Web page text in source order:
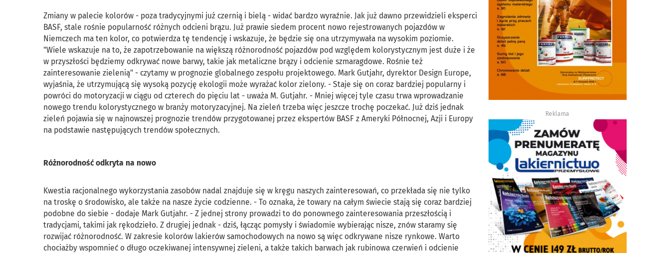
Zmiany w palecie kolorów - poza tradycyjnymi już czernią i bielą - widać bardzo wyraźnie. Jak już dawno przewidzieli eksperci
BASF, stale rośnie popularność różnych odcieni brązu. Już prawie siedem procent nowo rejestrowanych pojazdów w
Niemczech ma ten kolor, co potwierdza tę tendencję i wskazuje, że będzie się ona utrzymywała na wysokim poziomie.
"Wiele wskazuje na to, że zapotrzebowanie na większą różnorodność pojazdów pod względem kolorystycznym jest duże i że
w przyszłości będziemy odkrywać nowe barwy, takie jak metaliczne brązy i odcienie szmaragdowe. Rośnie też
zainteresowanie zielenią" - czytamy w prognozie globalnego zespołu projektowego. Mark Gutjahr, dyrektor Design Europe,
wyjaśnia, że utrzymującą się wysoką pozycję ekologii może wyrażać kolor zielony. - Staje się on coraz bardziej popularny i
powróci do motoryzacji w ciągu od czterech do pięciu lat - uważa M. Gutjahr. - Mniej więcej tyle czasu trwa wprowadzanie
nowego trendu kolorystycznego w branży motoryzacyjnej. Na zieleń trzeba więc jeszcze trochę poczekać. Już dziś jednak
zieleń pojawia się w najnowszej prognozie trendów przygotowanej przez ekspertów BASF z Ameryki Północnej, Azji i Europy
na podstawie następujących trendów społecznych.
Różnorodność odkryta na nowo
Kwestia racjonalnego wykorzystania zasobów nadal znajduje się w kręgu naszych zainteresowań, co przekłada się nie tylko
na troskę o środowisko, ale także na nasze życie codzienne. - To oznaka, że towary na całym świecie stają się coraz bardziej
podobne do siebie - dodaje Mark Gutjahr. - Z jednej strony prowadzi to do ponownego zainteresowania przeszłością i
tradycjami, takimi jak rękodzieło. Z drugiej jednak - dziś, łącząc pomysły i świadomie wybierając nisze, znów staramy się
rozwijać różnorodność. W zakresie kolorów lakierów samochodowych na nowo są więc odkrywane nisze rynkowe. Warto
chociażby wspomnieć o długo oczekiwanej intensywnej zieleni, a także takich barwach jak rubinowa czerwień i odcienie
Reklama